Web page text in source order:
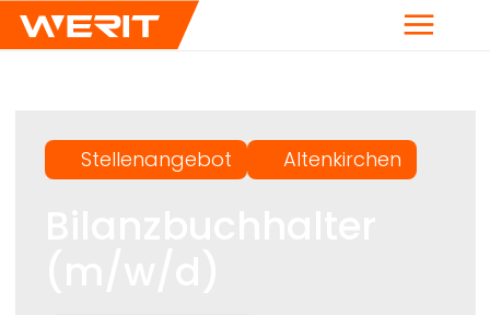
Menü
Stellenangebot Altenkirchen